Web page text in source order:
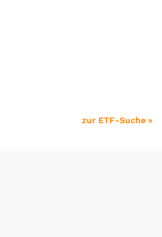
zur ETF-Suche »